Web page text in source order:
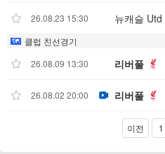
26.08.23 15:30 뉴캐슬 Utd
클럽 친선경기
26.08.09 13:30
리버풀
26.08.02 20:00 리버풀
이전 1